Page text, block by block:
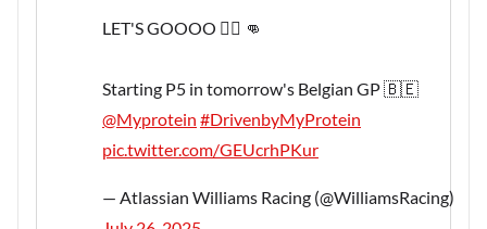
LET'S GOOOO 😮‍💨 👊
Starting P5 in tomorrow's Belgian GP 🇧🇪
@Myprotein #DrivenbyMyProtein
pic.twitter.com/GEUcrhPKur
— Atlassian Williams Racing (@WilliamsRacing)